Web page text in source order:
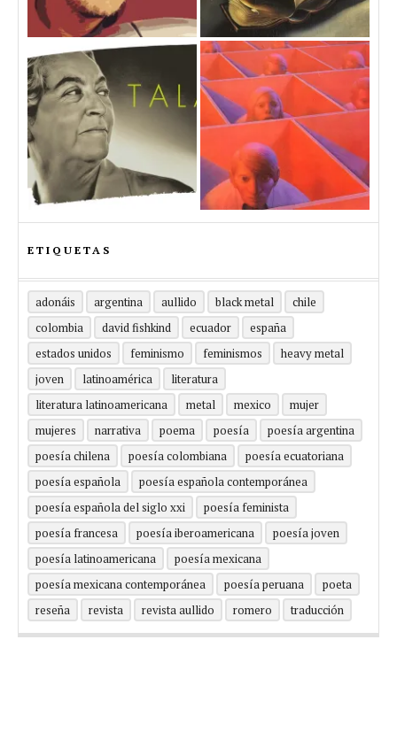
ETIQUETAS
adonáis argentina aullido black metal
chile
colombia
david fishkind ecuador
españa
estados unidos
feminismo feminismos
heavy metal
joven
latinoamérica
literatura
literatura latinoamericana
metal mexico
mujer
mujeres
narrativa poema poesía
poesía argentina
poesía chilena
poesía colombiana
poesía ecuatoriana
poesía española
poesía española contemporánea
poesía española del siglo xxi
poesía feminista
poesía francesa
poesía iberoamericana
poesía joven
poesía latinoamericana
poesía mexicana
poesía mexicana contemporánea
poesía peruana
poeta
reseña
revista revista aullido romero traducción